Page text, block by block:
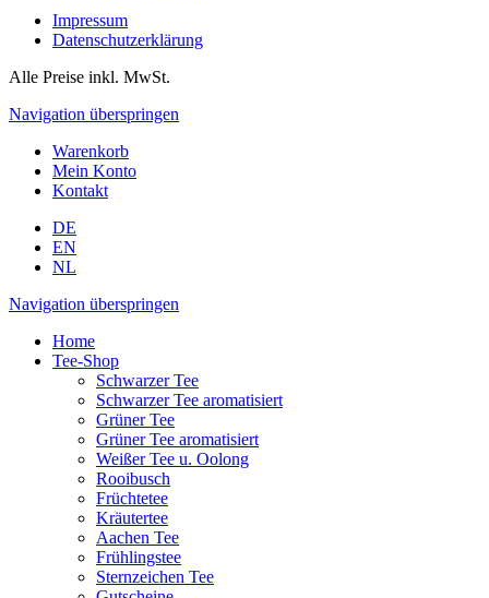
Impressum
Datenschutzerklärung
Alle Preise inkl. MwSt.
Navigation überspringen
Warenkorb
Mein Konto
Kontakt
DE
EN
NL
Navigation überspringen
Home
Tee-Shop
Schwarzer Tee
Schwarzer Tee aromatisiert
Grüner Tee
Grüner Tee aromatisiert
Weißer Tee u. Oolong
Rooibusch
Früchtetee
Kräutertee
Aachen Tee
Frühlingstee
Sternzeichen Tee